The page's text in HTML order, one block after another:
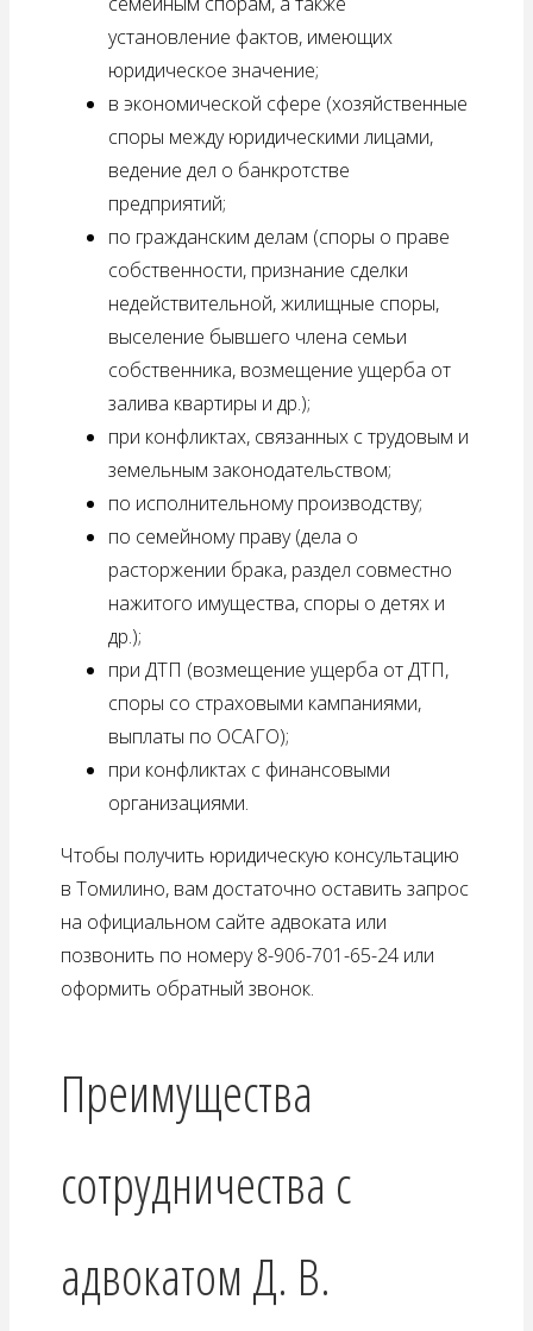
установление фактов, имеющих
юридическое значение;
в экономической сфере (хозяйственные
споры между юридическими лицами,
ведение дел о банкротстве
предприятий;
по гражданским делам (споры о праве
собственности, признание сделки
недействительной, жилищные споры,
выселение бывшего члена семьи
собственника, возмещение ущерба от
залива квартиры и др.);
при конфликтах, связанных с трудовым и
земельным законодательством;
по исполнительному производству;
по семейному праву (дела о
расторжении брака, раздел совместно
нажитого имущества, споры о детях и
др.);
при ДТП (возмещение ущерба от ДТП,
споры со страховыми кампаниями,
выплаты по ОСАГО);
при конфликтах с финансовыми
организациями.
Чтобы получить юридическую консультацию
в Томилино, вам достаточно оставить запрос
на официальном сайте адвоката или
позвонить по номеру 8-906-701-65-24 или
оформить обратный звонок.
Преимущества
сотрудничества с
адвокатом Д. В.